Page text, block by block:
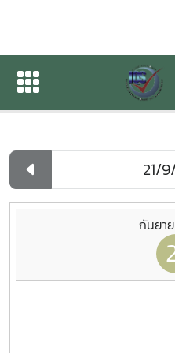
ปฏิทินกิจกรรมข
ปฏิทินกิจกรรมของหน่วยงาน
กันยา